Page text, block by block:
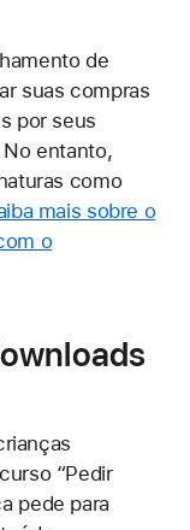
de
suas compras
por seus
entanto,
como
mais sobre o
o
“Pedir
pede para